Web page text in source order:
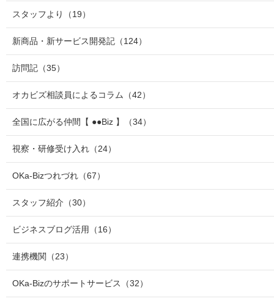
スタッフより （19）
新商品・新サービス開発記 （124）
訪問記 （35）
オカビズ相談員によるコラム （42）
全国に広がる仲間【 ●●Biz 】 （34）
視察・研修受け入れ （24）
OKa-Bizつれづれ （67）
スタッフ紹介 （30）
ビジネスブログ活用 （16）
連携機関 （23）
OKa-Bizのサポートサービス （32）